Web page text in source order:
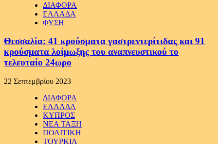
ΔΙΑΦΟΡΑ
ΕΛΛΑΔΑ
ΦΥΣΗ
Θεσσαλία: 41 κρούσματα γαστρεντερίτιδας και 91
κρούσματα λοίμωξης του αναπνευστικού το
τελευταίο 24ωρο
22 Σεπτεμβρίου 2023
ΔΙΑΦΟΡΑ
ΕΛΛΑΔΑ
ΚΥΠΡΟΣ
ΝΕΑ ΤΑΞΗ
ΠΟΛΙΤΙΚΗ
ΤΟΥΡΚΙΑ